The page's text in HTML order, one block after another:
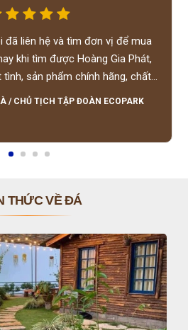
đã liên hệ và tìm đơn vị để mua
khi tìm được Hoàng Gia Phát,
sản phẩm chính hãng, chất
hợp lý, hỗ trợ tận tình.
/ CHỦ TỊCH TẬP ĐOÀN ECOPARK
THỨC VỀ ĐÁ